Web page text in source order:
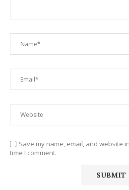
Save my name, email, and website
time I comment.